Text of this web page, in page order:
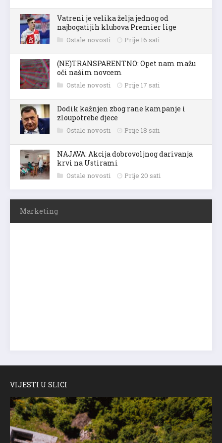
Vatreni je velika želja jednog od
najbogatijih klubova Premier lige
Ostale novosti Prije 16 sati
(NE)TRANSPARENTNO: Opet nam mažu
oči našim novcem
Ostale novosti Prije 17 sati
Dodik kažnjen zbog rane kampanje i
zloupotrebe djece
Ostale novosti Prije 18 sati
NAJAVA: Akcija dobrovoljnog darivanja
krvi na Ustirami
Ostale novosti Prije 20 sati
Marketing
VIJESTI U SLICI